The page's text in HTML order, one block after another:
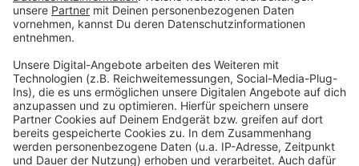
Viel los am Wochenende in Leverkusen
Anzeige